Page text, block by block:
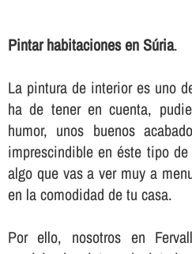
Pintar habitaciones en Súria.
La pintura de interior es uno
ha de tener en cuenta,
humor, unos buenos
imprescindible en éste tipo
algo que vas a ver muy a
en la comodidad de tu casa.
Por ello, nosotros en